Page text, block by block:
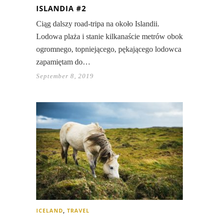
ISLANDIA #2
Ciąg dalszy road-tripa na około Islandii.
Lodowa plaża i stanie kilkanaście metrów obok
ogromnego, topniejącego, pękającego lodowca
zapamiętam do…
September 8, 2019
ICELAND TRAVEL